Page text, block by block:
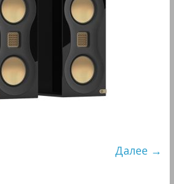
Далее →